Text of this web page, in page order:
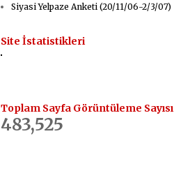
Siyasi Yelpaze Anketi (20/11/06-2/3/07)
Site İstatistikleri
Toplam Sayfa Görüntüleme Sayısı
483,525